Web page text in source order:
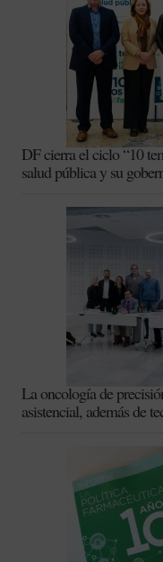
DF cierra el ciclo “10
salud pública y su
La oncología de
asistencial, además de